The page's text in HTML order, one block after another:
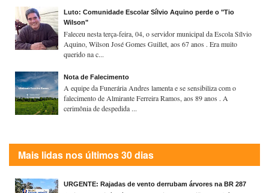
Luto: Comunidade Escolar Sílvio Aquino perde o "Tio
Wilson"
Faleceu nesta terça-feira, 04, o servidor municipal da Escola Sílvio
Aquino, Wilson José Gomes Guillet, aos 67 anos . Era muito
querido na c...
Nota de Falecimento
A equipe da Funerária Andres lamenta e se sensibiliza com o
falecimento de Almirante Ferreira Ramos, aos 89 anos . A
cerimônia de despedida ...
Mais lidas nos últimos 30 dias
URGENTE: Rajadas de vento derrubam árvores na BR 287